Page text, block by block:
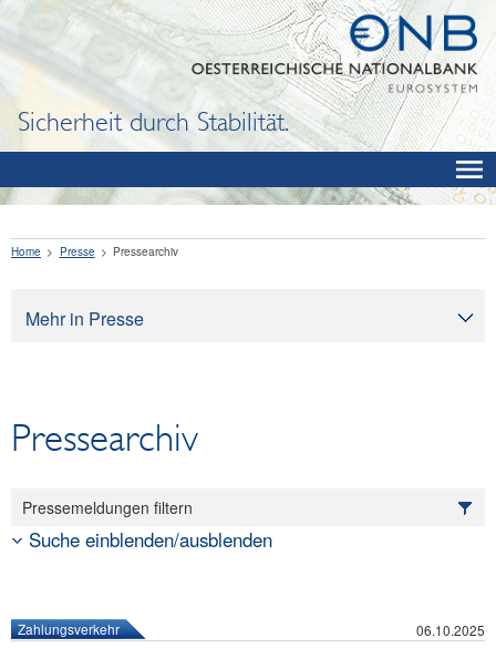
Sicherheit durch Stabilität.
Mehr in Presse
OeNB aktuell
Reden und Präsentationen
Berichte
Home Presse Pressearchiv
Pressearchiv
Pressemeldungen filtern
Suche einblenden/ausblenden
Zahlungsverkehr 06.10.2025